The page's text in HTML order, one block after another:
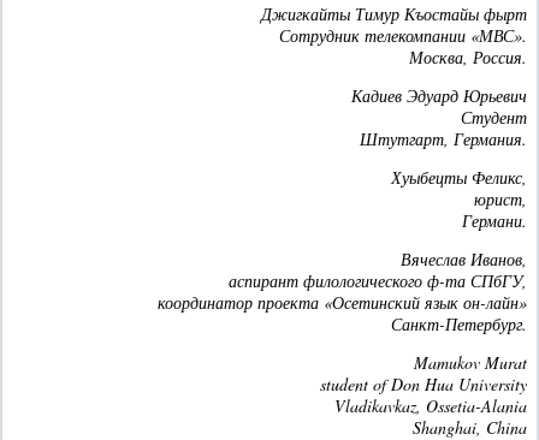
Джигкайты Тимур Къостайы фырт
Сотрудник телекомпании «МВС».
Москва, Россия.
Кадиев Эдуард Юрьевич
Студент
Штутгарт, Германия.
Хуыбецты Феликс,
юрист,
Германи.
Вячеслав Иванов,
аспирант филологического ф-та СПбГУ,
координатор проекта «Осетинский язык он-лайн»
Санкт-Петербург.
Mamukov Murat
student of Don Hua University
Vladikavkaz, Ossetia-Alania
Shanghai, China